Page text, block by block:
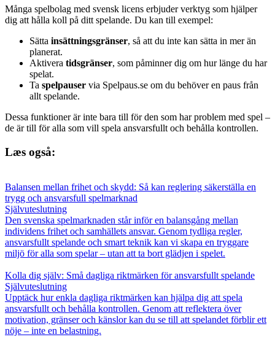
Många spelbolag med svensk licens erbjuder verktyg som hjälper
dig att hålla koll på ditt spelande. Du kan till exempel:
Sätta insättningsgränser, så att du inte kan sätta in mer än
planerat.
Aktivera tidsgränser, som påminner dig om hur länge du har
spelat.
Ta spelpauser via Spelpaus.se om du behöver en paus från
allt spelande.
Dessa funktioner är inte bara till för den som har problem med spel –
de är till för alla som vill spela ansvarsfullt och behålla kontrollen.
Læs også:
Balansen mellan frihet och skydd: Så kan reglering säkerställa en
trygg och ansvarsfull spelmarknad
Självuteslutning
Den svenska spelmarknaden står inför en balansgång mellan
individens frihet och samhällets ansvar. Genom tydliga regler,
ansvarsfullt spelande och smart teknik kan vi skapa en tryggare
miljö för alla som spelar – utan att ta bort glädjen i spelet.
Kolla dig själv: Små dagliga riktmärken för ansvarsfullt spelande
Självuteslutning
Upptäck hur enkla dagliga riktmärken kan hjälpa dig att spela
ansvarsfullt och behålla kontrollen. Genom att reflektera över
motivation, gränser och känslor kan du se till att spelandet förblir ett
nöje – inte en belastning.